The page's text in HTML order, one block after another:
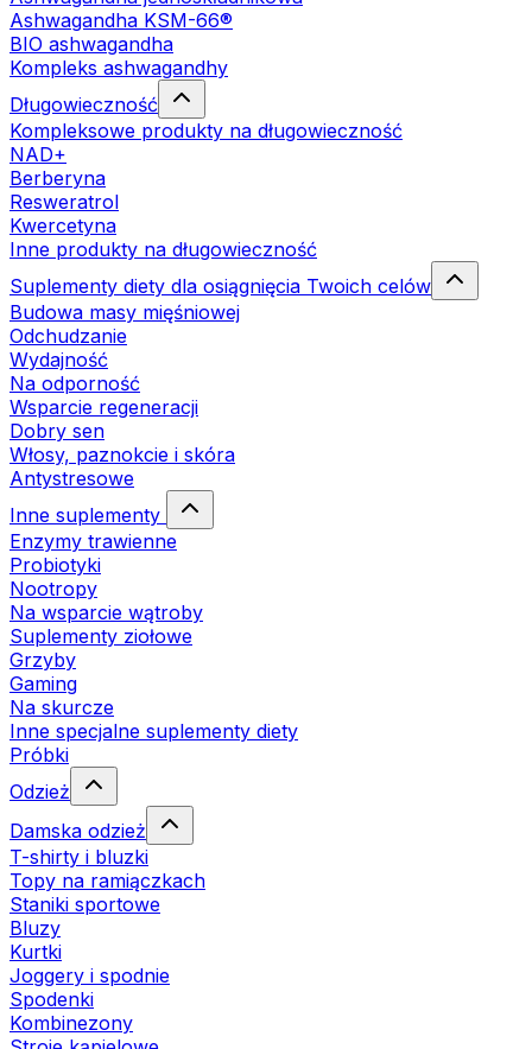
Ashwagandha KSM-66®
BIO ashwagandha
Kompleks ashwagandhy
Długowieczność
Kompleksowe produkty na długowieczność
NAD+
Berberyna
Resweratrol
Kwercetyna
Inne produkty na długowieczność
Suplementy diety dla osiągnięcia Twoich celów
Budowa masy mięśniowej
Odchudzanie
Wydajność
Na odporność
Wsparcie regeneracji
Dobry sen
Włosy, paznokcie i skóra
Antystresowe
Inne suplementy
Enzymy trawienne
Probiotyki
Nootropy
Na wsparcie wątroby
Suplementy ziołowe
Grzyby
Gaming
Na skurcze
Inne specjalne suplementy diety
Próbki
Odzież
Damska odzież
T-shirty i bluzki
Topy na ramiączkach
Staniki sportowe
Bluzy
Kurtki
Joggery i spodnie
Spodenki
Kombinezony